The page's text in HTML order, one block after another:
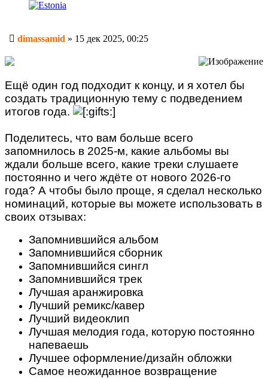
Сообщение
dimassamid » 15 дек 2025, 00:25
Ещё один год подходит к концу, и я хотел бы
создать традиционную тему с подведением
итогов года.
Поделитесь, что вам больше всего
запомнилось в 2025-м, какие альбомы вы
ждали больше всего, какие треки слушаете
постоянно и чего ждёте от нового 2026-го
года? А чтобы было проще, я сделал несколько
номинаций, которые вы можете использовать в
своих отзывах:
Запомнившийся альбом
Запомнившийся сборник
Запомнившийся сингл
Запомнившийся трек
Лучшая аранжировка
Лучший ремикс/кавер
Лучший видеоклип
Лучшая мелодия года, которую постоянно
напеваешь
Лучшее оформление/дизайн обложки
Самое неожиданное возвращение